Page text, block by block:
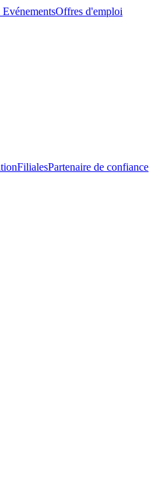
Offres d'emploi
FilialesPartenaire de confiance